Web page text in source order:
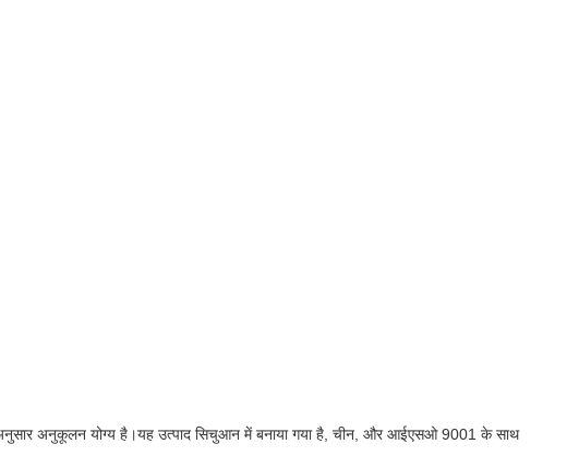
अनुसार अनुकूलन योग्य है।यह उत्पाद सिचुआन में बनाया गया है, चीन, और आईएसओ 9001 के साथ